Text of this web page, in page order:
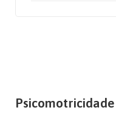
Psicomotricidade